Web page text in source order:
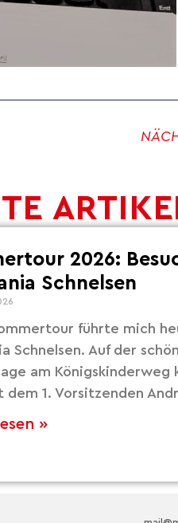
2026:
Schnelsen
führte mich
Schnelsen. Auf der
am Königskinderweg
dem 1. Vorsitzenden
»